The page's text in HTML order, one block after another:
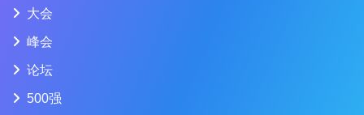
大会
峰会
论坛
500强